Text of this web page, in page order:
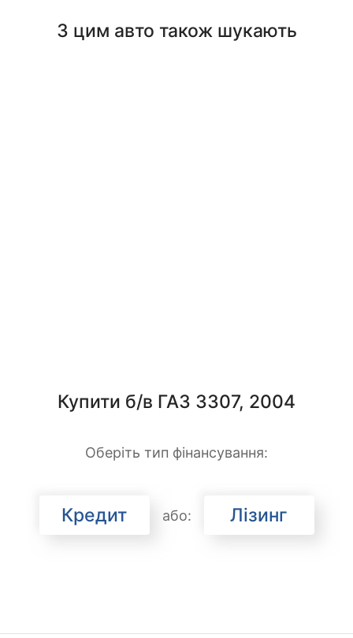
З цим авто також шукають
Купити б/в ГАЗ 3307, 2004
Оберіть тип фінансування:
Кредит або: Лізинг